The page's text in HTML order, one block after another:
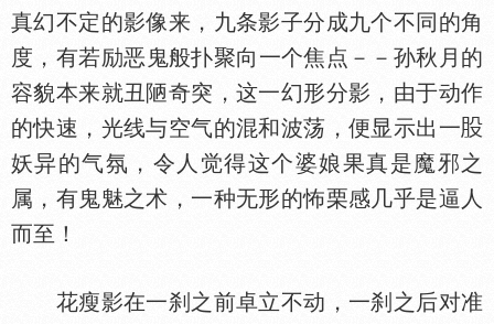
真幻不定的影像来，九条影子分成九个不同的角
度，有若励恶鬼般扑聚向一个焦点－－孙秋月的
容貌本来就丑陋奇突，这一幻形分影，由于动作
的快速，光线与空气的混和波荡，便显示出一
妖异的气氛，令人觉得这个婆娘果真是魔邪之
属，有鬼魅之术，一种无形的怖栗感几乎是逼人
而至！
花瘦影在一刹之前卓立不动，一刹之后对准